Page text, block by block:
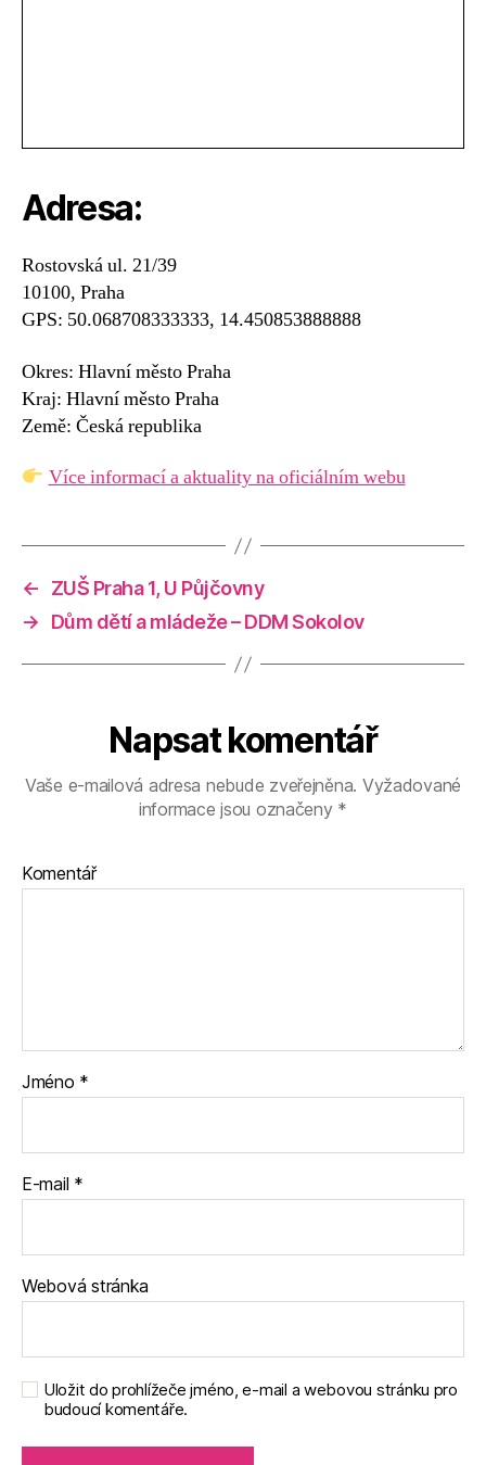
Adresa:
Rostovská ul. 21/39
10100, Praha
GPS: 50.068708333333, 14.450853888888
Okres: Hlavní město Praha
Kraj: Hlavní město Praha
Země: Česká republika
Více informací a aktuality na oficiálním webu
←
ZUŠ Praha 1, U Půjčovny
→
Dům dětí a mládeže – DDM Sokolov
Napsat komentář
Vaše e-mailová adresa nebude zveřejněna. Vyžadované
informace jsou označeny *
Komentář
Jméno *
E-mail *
Webová stránka
Uložit do prohlížeče jméno, e-mail a webovou stránku pro
budoucí komentáře.